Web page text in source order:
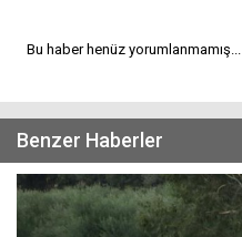
Bu haber henüz yorumlanmamış...
Benzer Haberler